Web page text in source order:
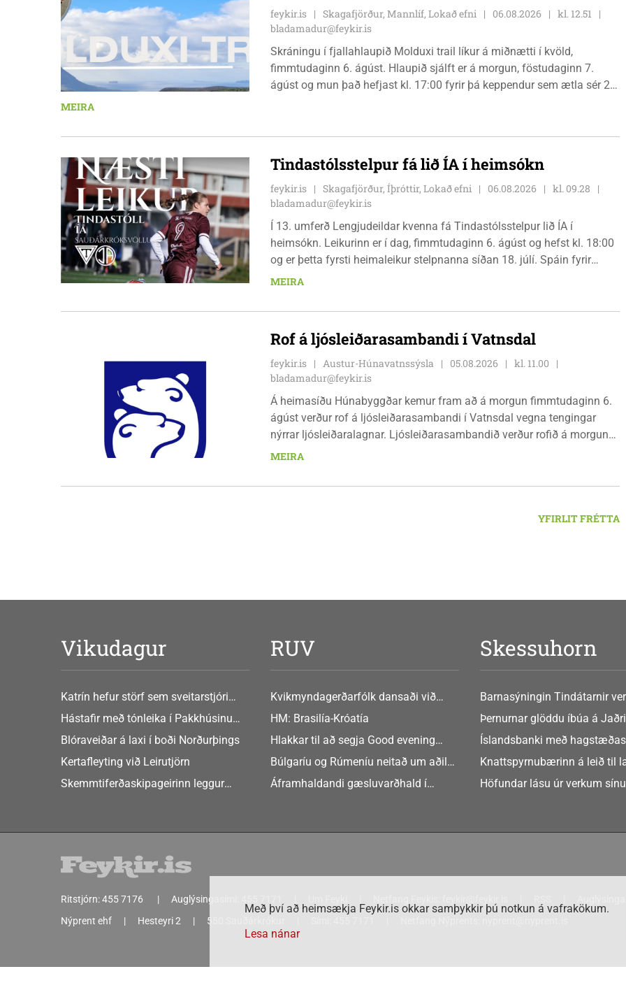
feykir.is Skagafjörður, Mannlíf, Lokað efni 06.08.2026
kl. 12.51
bladamadur@feykir.is
Skráningu í fjallahlaupið Molduxi trail líkur á miðnætti í kvöld,
fimmtudaginn 6. ágúst. Hlaupið sjálft er á morgun, föstudaginn 7.
ágúst og mun það hefjast kl. 17:00 fyrir þá keppendur sem ætla sér 20
bæjarbúar og aðrir gestir eru hvött til þess að kíkja við og styðja
MEIRA
Tindastólsstelpur fá lið ÍA í heimsókn
feykir.is Skagafjörður, Íþróttir, Lokað efni 06.08.2026
kl. 09.28
bladamadur@feykir.is
Í 13. umferð Lengjudeildar kvenna fá Tindastólsstelpur lið ÍA í
heimsókn. Leikurinn er í dag, fimmtudaginn 6. ágúst og hefst kl. 18:00
og er þetta fyrsti heimaleikur stelpnanna síðan 18. júlí. Spáin fyrir
leikinn er fín, lítil háttar rigning og tíu gráðu hiti, þannig að það er um
MEIRA
Rof á ljósleiðarasambandi í Vatnsdal
feykir.is Austur-Húnavatnssýsla 05.08.2026
kl. 11.00
bladamadur@feykir.is
Á heimasíðu Húnabyggðar kemur fram að á morgun fimmtudaginn 6.
ágúst verður rof á ljósleiðarasambandi í Vatnsdal vegna tengingar
nýrrar ljósleiðaralagnar. Ljósleiðarasambandið verður rofið á morgun
fimmtudag klukkan 9:00 í vestanverðum Vatnsdal.
MEIRA
YFIRLIT FRÉTTA
Vikudagur
Katrín hefur störf sem sveitarstjóri
Þingeyjarsveitar
Hástafir með tónleika í Pakkhúsinu
Hafnarstræti 19
Blóraveiðar á laxi í boði Norðurþings
Kertafleyting við Leirutjörn
Skemmtiferðaskipageirinn leggur
RUV
Kvikmyndagerðarfólk dansaði við
GusGus
HM: Brasilía-Króatía
Hlakkar til að segja Good evening
Europe
Búlgaríu og Rúmeníu neitað um aðild
að Schengen
Áframhaldandi gæsluvarðhald í
Skessuhorn
Barnasýningin Tindátarnir
Bókasafni Akraness í dag ?
eftir Soffíu Björg
Þernurnar glöddu íbúa á Jaðri
Íslandsbanki með
tilboðið
Knattspyrnubærinn á leið til
Höfundar lásu úr verkum
Ritstjórn:455 7176 Auglýsingasími:
Nýprent ehf
Hesteyri 2 550 Sauðárkrókur
Með því að heimsækja Feykir.is okkar samþykkir þú notkun á vafrakökum.
Lesa nánar